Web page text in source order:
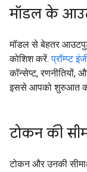
मॉडल के
मॉडल से बेहतर आउटपुट
कोशिश करें.प्रॉम्प्ट
कॉन्सेप्ट, रणनीतियों,
इससे आपको शुरुआत
टोकन की
टोकन और उनकी